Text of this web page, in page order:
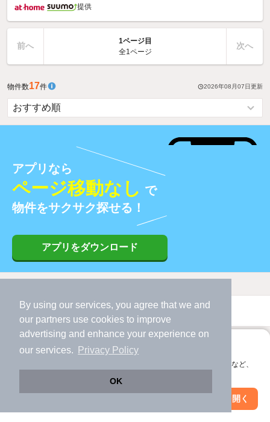
By using our services, you agree that we and
our partners use cookies to improve
advertising and enhance your experience on
our services.
Privacy Policy
OK
アプリに切り替えて、サクサクお部屋探し
会員登録なしですぐ使える。マップ検索やお気に入り保存など、
アプリを開く
提供
前へ
1ページ目
全1ページ
次へ
物件数17件 2026年08月07日更新
アプリなら
ページ移動なし で
物件をサクサク探せる！
アプリをダウンロード
野島公園駅
変更する
1LDK
地図
人気の条件
絞り込み条件を変更